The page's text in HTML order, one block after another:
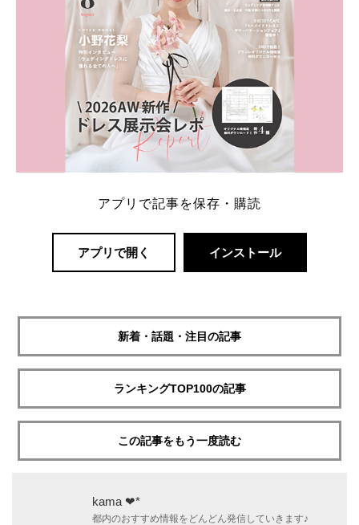
アプリで記事を保存・購読
アプリで開く インストール
新着・話題・注目の記事
ランキングTOP100の記事
この記事をもう一度読む
kama ❤︎*
都内のおすすめ情報をどんどん発信していきます♪